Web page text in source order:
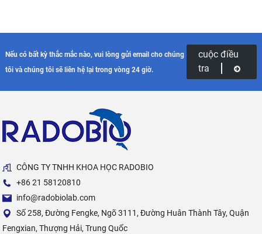
Nếu có bất kỳ thắc mắc nào, vui lòng gửi email cho chúng
tôi và chúng tôi sẽ liên hệ lại trong vòng 24 giờ.
cuộc điều
tra
CÔNG TY TNHH KHOA HỌC RADOBIO
+86 21 58120810
info@radobiolab.com
Số 258, Đường Fengke, Ngõ 3111, Đường Huân Thành Tây, Quận
Fengxian, Thượng Hải, Trung Quốc